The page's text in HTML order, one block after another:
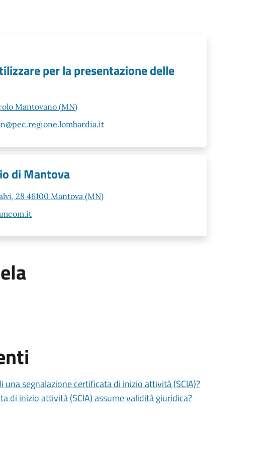
per la presentazione delle
Mantovano (MN)
di Mantova
28 46100 Mantova (MN)
segnalazione certificata di inizio attività (SCIA)?
di inizio attività (SCIA) assume validità giuridica?